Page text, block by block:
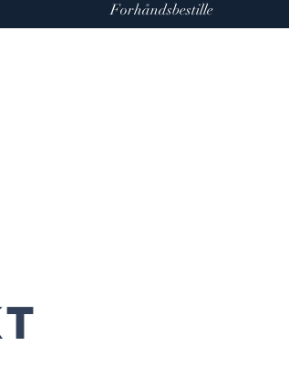
Forhåndsbestille